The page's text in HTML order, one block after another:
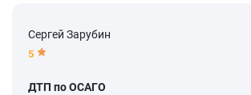
Сергей Зарубин
5
ДТП по ОСАГО